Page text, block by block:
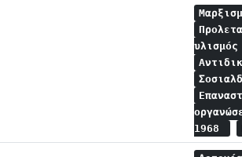
υλισμός
1968